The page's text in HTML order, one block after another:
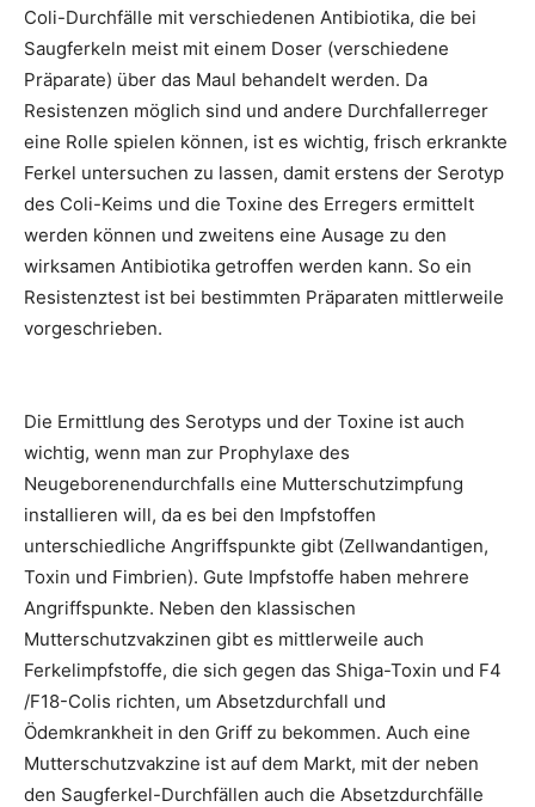
Coli-Durchfälle mit verschiedenen Antibiotika, die bei
Saugferkeln meist mit einem Doser (verschiedene
Präparate) über das Maul behandelt werden. Da
Resistenzen möglich sind und andere Durchfallerreger
eine Rolle spielen können, ist es wichtig, frisch erkrankte
Ferkel untersuchen zu lassen, damit erstens der Serotyp
des Coli-Keims und die Toxine des Erregers ermittelt
werden können und zweitens eine Ausage zu den
wirksamen Antibiotika getroffen werden kann. So ein
Resistenztest ist bei bestimmten Präparaten mittlerweile
vorgeschrieben.
Die Ermittlung des Serotyps und der Toxine ist auch
wichtig, wenn man zur Prophylaxe des
Neugeborenendurchfalls eine Mutterschutzimpfung
installieren will, da es bei den Impfstoffen
unterschiedliche Angriffspunkte gibt (Zellwandantigen,
Toxin und Fimbrien). Gute Impfstoffe haben mehrere
Angriffspunkte. Neben den klassischen
Mutterschutzvakzinen gibt es mittlerweile auch
Ferkelimpfstoffe, die sich gegen das Shiga-Toxin und F4
/F18-Colis richten, um Absetzdurchfall und
Ödemkrankheit in den Griff zu bekommen. Auch eine
Mutterschutzvakzine ist auf dem Markt, mit der neben
den Saugferkel-Durchfällen auch die Absetzdurchfälle